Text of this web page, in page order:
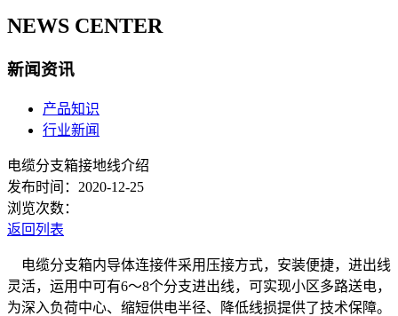
NEWS CENTER
新闻资讯
产品知识
行业新闻
电缆分支箱接地线介绍
发布时间：2020-12-25
浏览次数：
返回列表
电缆分支箱内导体连接件采用压接方式，安装便捷，进出线
灵活，运用中可有6～8个分支进出线，可实现小区多路送电，
为深入负荷中心、缩短供电半径、降低线损提供了技术保障。